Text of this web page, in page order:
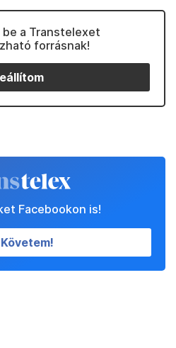
a Transtelexet
forrásnak!
Facebookon is!
Követem!